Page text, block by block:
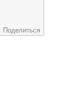
Поделиться